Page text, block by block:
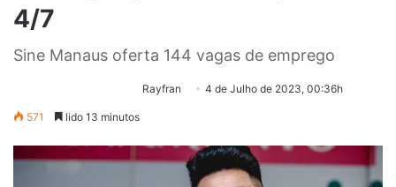
4/7
Sine Manaus oferta 144 vagas de emprego
Rayfran 4 de Julho de 2023, 00:36h
571 lido 13 minutos